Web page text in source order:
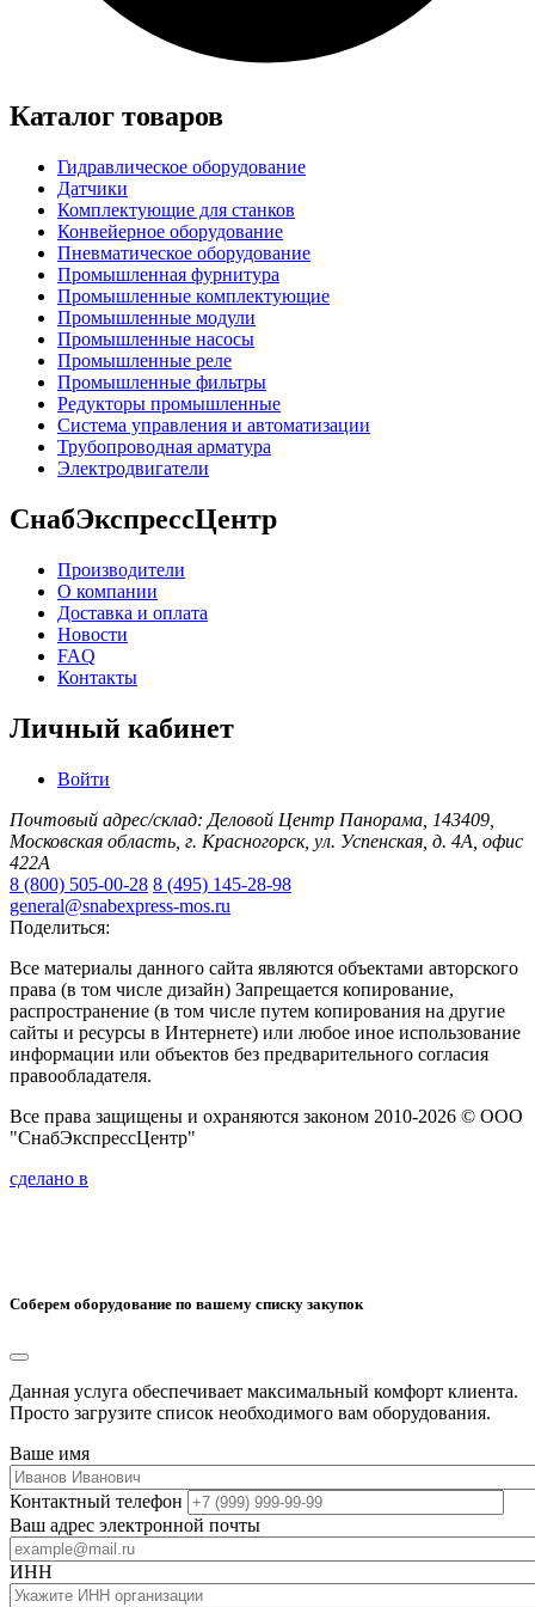
Каталог товаров
Гидравлическое оборудование
Датчики
Комплектующие для станков
Конвейерное оборудование
Пневматическое оборудование
Промышленная фурнитура
Промышленные комплектующие
Промышленные модули
Промышленные насосы
Промышленные реле
Промышленные фильтры
Редукторы промышленные
Система управления и автоматизации
Трубопроводная арматура
Электродвигатели
СнабЭкспрессЦентр
Производители
О компании
Доставка и оплата
Новости
FAQ
Контакты
Личный кабинет
Войти
Почтовый адрес/склад: Деловой Центр Панорама, 143409,
Московская область, г. Красногорск, ул. Успенская, д. 4А, офис
422А
8 (800) 505-00-28 8 (495) 145-28-98
general@snabexpress-mos.ru
Поделиться:
Все материалы данного сайта являются объектами авторского
права (в том числе дизайн) Запрещается копирование,
распространение (в том числе путем копирования на другие
сайты и ресурсы в Интернете) или любое иное использование
информации или объектов без предварительного согласия
правообладателя.
Все права защищены и охраняются законом 2010-2026 © ООО
"СнабЭкспрессЦентр"
сделано в
Соберем оборудование по вашему списку закупок
Данная услуга обеспечивает максимальный комфорт клиента.
Просто загрузите список необходимого вам оборудования.
Ваше имя
Контактный телефон
Ваш адрес электронной почты
ИНН